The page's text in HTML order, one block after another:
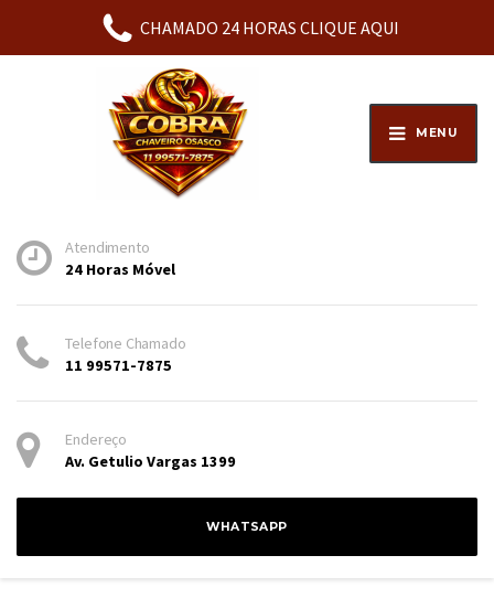
MENU
Atendimento
24 Horas Móvel
Telefone Chamado
11 99571-7875
Endereço
Av. Getulio Vargas 1399
WHATSAPP
CHAMADO 24 HORAS CLIQUE AQUI